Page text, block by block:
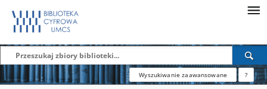
Wyszukiwanie zaawansowane ?